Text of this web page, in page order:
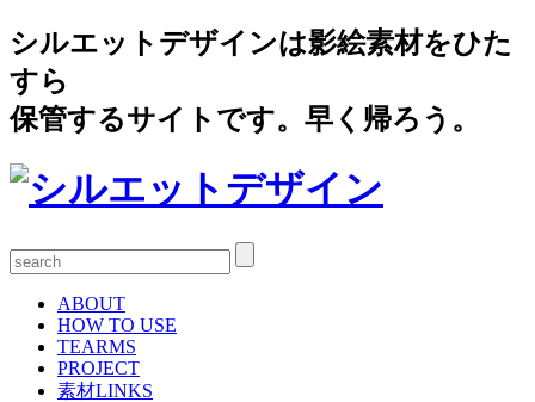
シルエットデザインは影絵素材をひた
すら
保管するサイトです。早く帰ろう。
ABOUT
HOW TO USE
TEARMS
PROJECT
素材LINKS